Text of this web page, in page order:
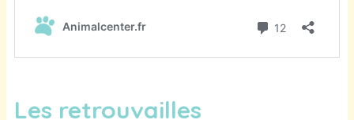
Les retrouvailles